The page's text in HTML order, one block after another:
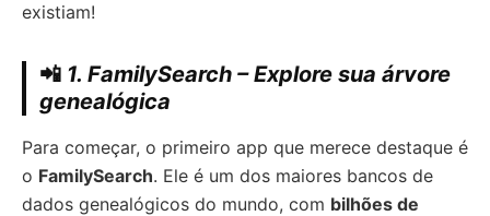
existiam!
📲 1. FamilySearch – Explore sua árvore
genealógica
Para começar, o primeiro app que merece destaque é
o FamilySearch. Ele é um dos maiores bancos de
dados genealógicos do mundo, com bilhões de